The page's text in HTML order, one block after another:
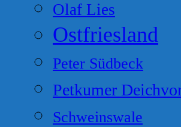
Olaf Lies
Ostfriesland
Peter Südbeck
Petkumer
Schweinswale